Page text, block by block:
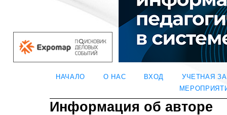
НАЧАЛО О НАС ВХОД
УЧЕТНАЯ
Информация об авторе